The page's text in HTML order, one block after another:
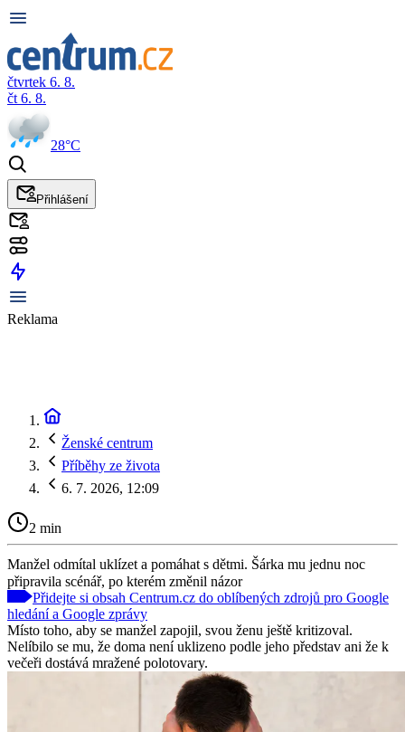
čtvrtek 6. 8.
čt 6. 8.
28°C
Přihlášení
Reklama
Ženské centrum
Příběhy ze života
6. 7. 2026, 12:09
2 min
Manžel odmítal uklízet a pomáhat s dětmi. Šárka mu jednu noc
připravila scénář, po kterém změnil názor
Přidejte si obsah Centrum.cz do oblíbených zdrojů pro Google
hledání a Google zprávy
Místo toho, aby se manžel zapojil, svou ženu ještě kritizoval.
Nelíbilo se mu, že doma není uklizeno podle jeho představ ani že k
večeři dostává mražené polotovary.